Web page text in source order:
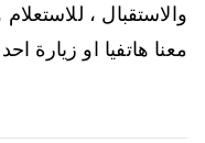
والاستقبال ،
معنا هاتفيا او زيارة